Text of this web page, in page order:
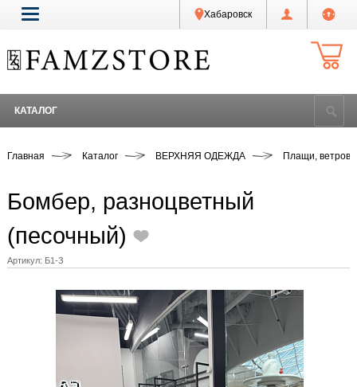
Хабаровск
КАТАЛОГ
Главная Каталог ВЕРХНЯЯ ОДЕЖДА Плащи,
Бомбер, разноцветный
(песочный)
Артикул: Б1-З